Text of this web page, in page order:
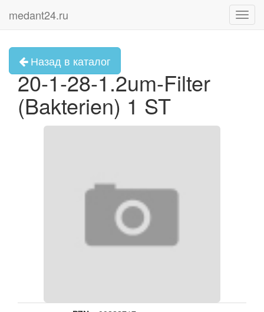
medant24.ru
Назад в каталог
20-1-28-1.2um-Filter
(Bakterien) 1 ST